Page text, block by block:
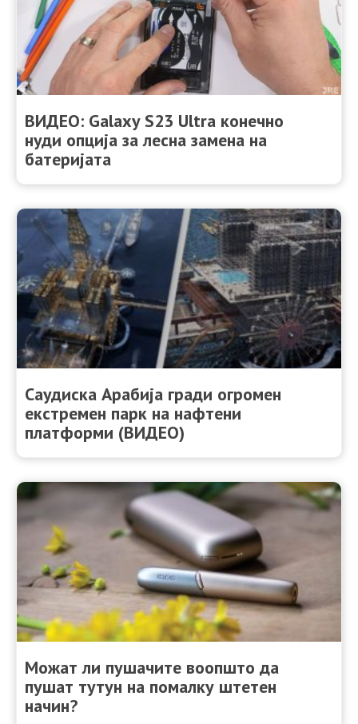
ВИДЕО: Galaxy S23 Ultra конечно
нуди опција за лесна замена на
батеријата
Саудиска Арабија гради огромен
екстремен парк на нафтени
платформи (ВИДЕО)
Можат ли пушачите воопшто да
пушат тутун на помалку штетен
начин?